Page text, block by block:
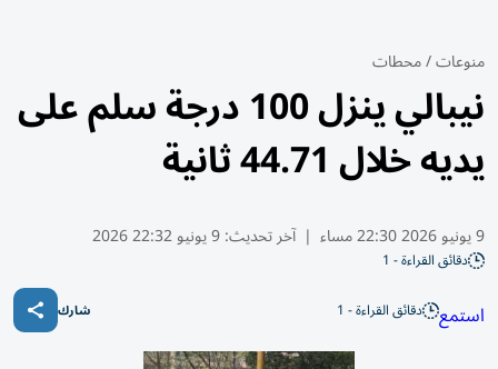
منوعات/محطات
نيبالي ينزل 100 درجة سلم على
يديه خلال 44.71 ثانية
9 يونيو 2026 22:30 مساء | آخر تحديث:9 يونيو 22:32 2026
دقائق القراءة - 1
استمع دقائق القراءة - 1 شارك